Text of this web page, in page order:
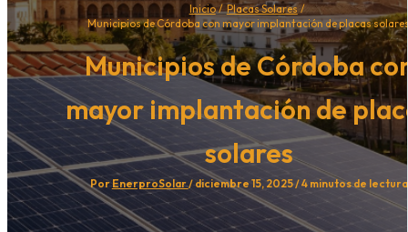
Inicio
Placas Solares
Municipios de Córdoba con mayor implantación de placas
Municipios de Córdoba
mayor implantación de
solares
PorEnerproSolar/ diciembre 15, 2025 /4 minutos de lectura